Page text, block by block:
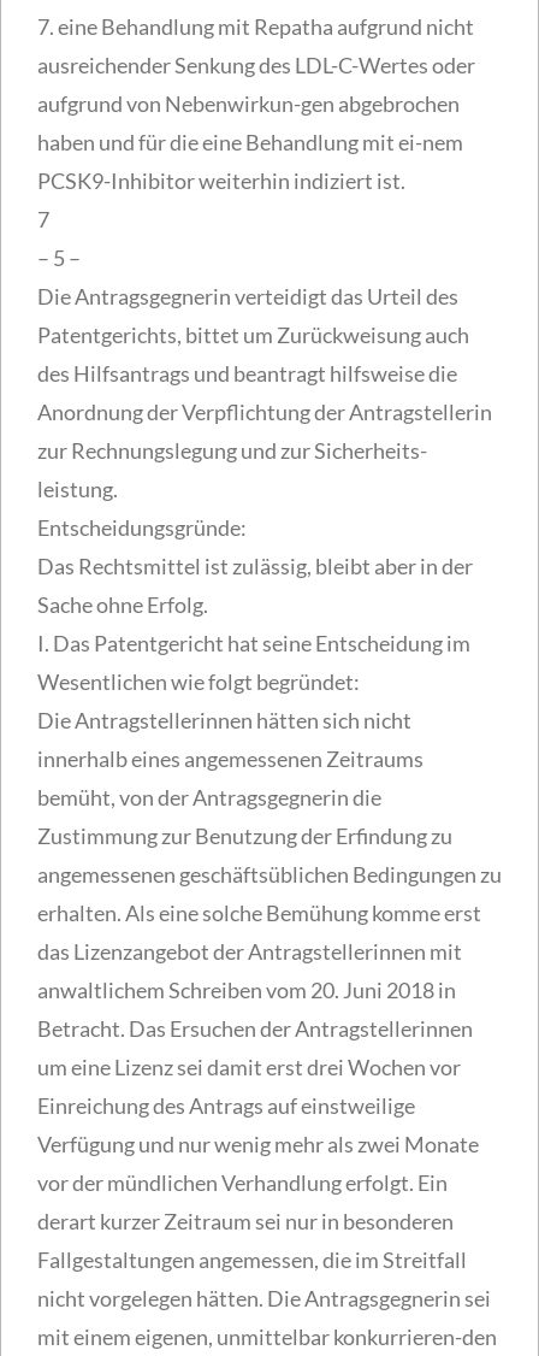
7. eine Behandlung mit Repatha aufgrund nicht
ausreichender Senkung des LDL-C-Wertes oder
aufgrund von Nebenwirkun-gen abgebrochen
haben und für die eine Behandlung mit ei-nem
PCSK9-Inhibitor weiterhin indiziert ist.
7
– 5 –
Die Antragsgegnerin verteidigt das Urteil des
Patentgerichts, bittet um Zurückweisung auch
des Hilfsantrags und beantragt hilfsweise die
Anordnung der Verpflichtung der Antragstellerin
zur Rechnungslegung und zur Sicherheits-
leistung.
Entscheidungsgründe:
Das Rechtsmittel ist zulässig, bleibt aber in der
Sache ohne Erfolg.
I. Das Patentgericht hat seine Entscheidung im
Wesentlichen wie folgt begründet:
Die Antragstellerinnen hätten sich nicht
innerhalb eines angemessenen Zeitraums
bemüht, von der Antragsgegnerin die
Zustimmung zur Benutzung der Erfindung zu
angemessenen geschäftsüblichen Bedingungen zu
erhalten. Als eine solche Bemühung komme erst
das Lizenzangebot der Antragstellerinnen mit
anwaltlichem Schreiben vom 20. Juni 2018 in
Betracht. Das Ersuchen der Antragstellerinnen
um eine Lizenz sei damit erst drei Wochen vor
Einreichung des Antrags auf einstweilige
Verfügung und nur wenig mehr als zwei Monate
vor der mündlichen Verhandlung erfolgt. Ein
derart kurzer Zeitraum sei nur in besonderen
Fallgestaltungen angemessen, die im Streitfall
nicht vorgelegen hätten. Die Antragsgegnerin sei
mit einem eigenen, unmittelbar konkurrieren-den